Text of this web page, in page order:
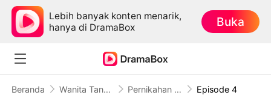
Lebih banyak konten menarik,
hanya di DramaBox
Buka
Beranda Wanita Tangguh Pernikahan Tanpa Batas Episode 4